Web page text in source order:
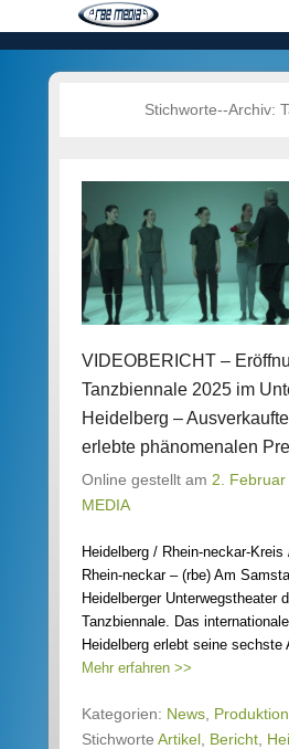
Stichworte--Archiv:
VIDEOBERICHT –
Tanzbiennale 2025 im
Heidelberg –
erlebte phänomenalen
Online gestellt am 2.
MEDIA
Heidelberg / Rhein-neckar-
Rhein-neckar – (rbe) Am
Heidelberger Unterwegstheater
Tanzbiennale. Das
Heidelberg erlebt seine sechste
Mehr erfahren >>
Kategorien: News
Stichworte Artikel Bericht